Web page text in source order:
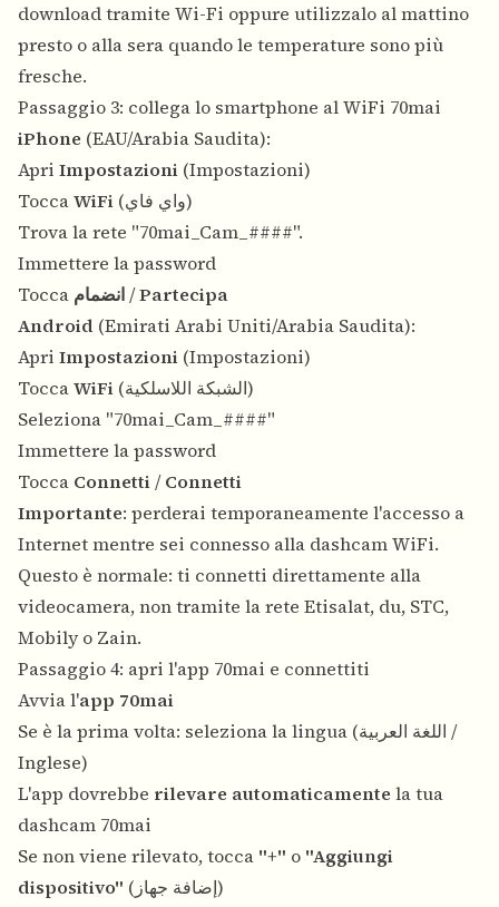
download tramite Wi-Fi oppure utilizzalo al mattino
presto o alla sera quando le temperature sono più
fresche.
Passaggio 3: collega lo smartphone al WiFi 70mai
iPhone (EAU/Arabia Saudita):
Apri Impostazioni (Impostazioni)
ToccaWiFi
(واي فاي)
Trova la rete "70mai_Cam_####".
Immettere la password
Tocca انضمام/Partecipa
Android (Emirati Arabi Uniti/Arabia Saudita):
Apri Impostazioni (Impostazioni)
ToccaWiFi
(الشبكة اللاسلكية)
Seleziona "70mai_Cam_####"
Immettere la password
Tocca Connetti/Connetti
Importante: perderai temporaneamente l'accesso a
Internet mentre sei connesso alla dashcam WiFi.
Questo è normale: ti connetti direttamente alla
videocamera, non tramite la rete Etisalat, du, STC,
Mobily o Zain.
Passaggio 4: apri l'app 70mai e connettiti
Avvia l'app 70mai
Se è la prima volta: seleziona la lingua (اللغة العربية /
Inglese)
L'app dovrebbe rilevare automaticamente la tua
dashcam 70mai
Se non viene rilevato, tocca "+" o "Aggiungi
dispositivo"
(إضافة جهاز)